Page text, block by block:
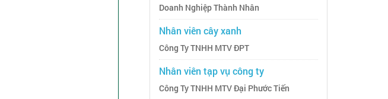
Doanh Nghiệp Thành Nhân
Nhân viên cây xanh
Công Ty TNHH MTV ĐPT
Nhân viên tạp vụ công ty
Công Ty TNHH MTV Đại Phước Tiến